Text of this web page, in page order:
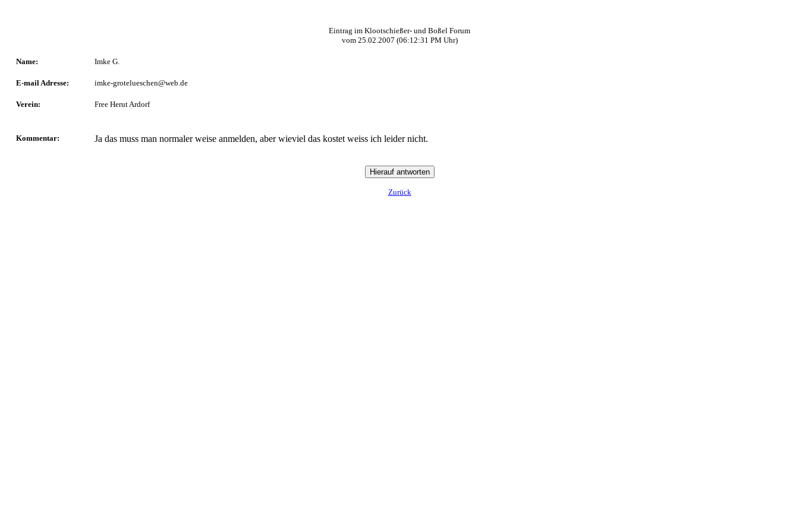
Eintrag im Klootschießer- und Boßel Forum
vom 25.02.2007 (06:12:31 PM Uhr)
Name: Imke G.
E-mail Adresse: imke-grotelueschen@web.de
Verein: Free Herut Ardorf
Kommentar: Ja das muss man normaler weise anmelden, aber wieviel das kostet weiss ich leider nicht.
Zurück